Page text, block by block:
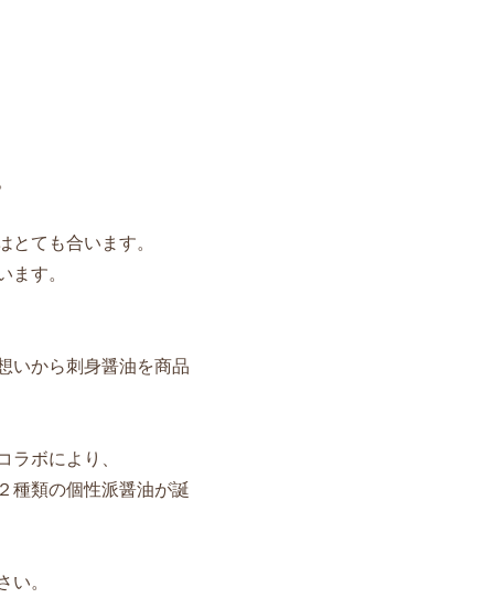
ても合います。
ます。
いから刺身醤油を商品
ラボにより、
種類の個性派醤油が誕
い。